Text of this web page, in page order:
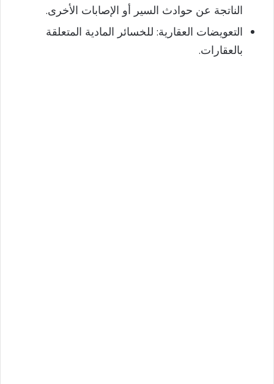
الناتجة عن حوادث السير أو الإصابات الأخرى.
التعويضات العقارية: للخسائر المادية المتعلقة
بالعقارات.